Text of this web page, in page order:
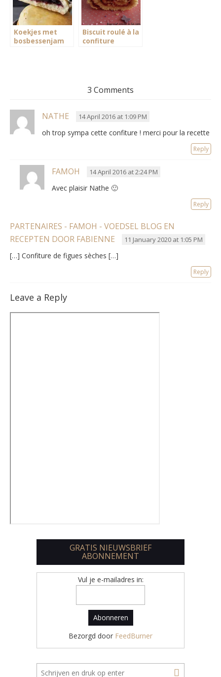
Koekjes met
bosbessenjam
Biscuit roulé à la
confiture
3 Comments
NATHE 14 April 2016 at 1:09 PM
oh trop sympa cette confiture ! merci pour la recette
Reply
FAMOH 14 April 2016 at 2:24 PM
Avec plaisir Nathe 🙂
Reply
PARTENAIRES - FAMOH - VOEDSEL BLOG EN
RECEPTEN DOOR FABIENNE
11 January 2020 at 1:05 PM
[…] Confiture de figues sèches […]
Reply
Leave a Reply
GRATIS NIEUWSBRIEF
ABONNEMENT
Vul je e-mailadres in:
Bezorgd door FeedBurner